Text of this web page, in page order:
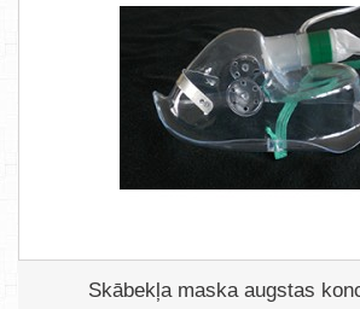
Skābekļa maska augstas